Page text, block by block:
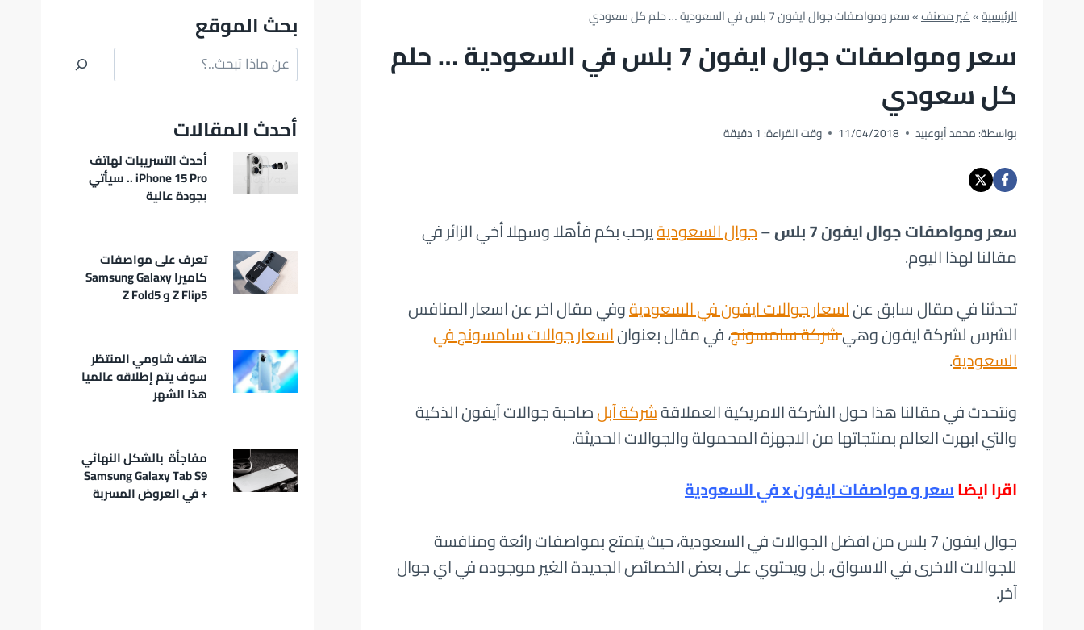
الرئيسية»غير مصنف»سعر ومواصفات جوال ايفون 7 بلس في السعودية … حلم كل سعودي
سعر ومواصفات جوال ايفون 7 بلس في السعودية … حلم
كل سعودي
بواسطة:محمد أبوعبيد 11/04/2018 وقت القراءة: 1دقيقة
سعر ومواصفات جوال ايفون 7 بلس –جوال السعوديةيرحب بكم فأهلا وسهلا أخي الزائر في
مقالنا لهذا اليوم.
تحدثنا في مقال سابق عناسعار جوالات ايفون في السعوديةوفي مقال اخر عن اسعار المنافس
الشرس لشركة ايفون وهيشركة سامسونج، في مقال بعنواناسعار جوالات سامسونج في
السعودية.
ونتحدث في مقالنا هذا حول الشركة الامريكية العملاقةشركة آبلصاحبة جوالات آيفون الذكية
والتي ابهرت العالم بمنتجاتها من الاجهزة المحمولة والجوالات الحديثة.
اقرا ايضاسعر و مواصفات ايفون x في السعودية
جوال ايفون 7 بلس من افضل الجوالات في السعودية، حيث يتمتع بمواصفات رائعة ومنافسة
للجوالات الاخرى في الاسواق، بل ويحتوي على بعض الخصائص الجديدة الغير موجوده في اي جوال
آخر.
بحث الموقع
البحث
أحدث المقالات
أحدث التسريبات لهاتف
iPhone 15 Pro .. سيأتي
بجودة عالية
تعرف على مواصفات
كاميرا Samsung Galaxy
Z Flip5 و Z Fold5
هاتف شاومي المنتظر
سوف يتم إطلاقه عالميا
هذا الشهر
مفاجأة بالشكل النهائي
Samsung Galaxy Tab S9
+ في العروض المسربة